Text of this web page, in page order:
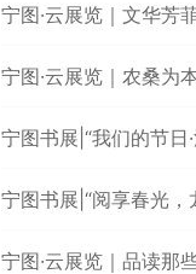
宁图·云展览｜文华
宁图·云展览｜农桑
宁图书展|“我们的节日
宁图书展|“阅享春光，
宁图·云展览｜品读